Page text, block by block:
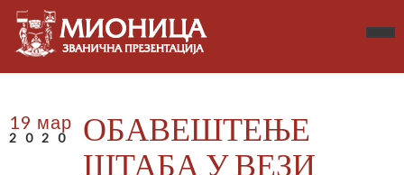
19 мар
2020
ОБАВЕШТЕЊЕ
ШТАБА У ВЕЗИ